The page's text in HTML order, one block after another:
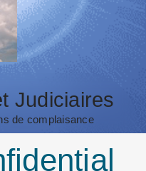
Judiciaires
de complaisance